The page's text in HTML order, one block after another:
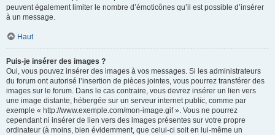
peuvent également limiter le nombre d’émoticônes qu’il est possible d’insérer
à un message.
Haut
Puis-je insérer des images ?
Oui, vous pouvez insérer des images à vos messages. Si les administrateurs
du forum ont autorisé l’insertion de pièces jointes, vous pourrez transférer des
images sur le forum. Dans le cas contraire, vous devrez insérer un lien vers
une image distante, hébergée sur un serveur internet public, comme par
exemple « http://www.exemple.com/mon-image.gif ». Vous ne pourrez
cependant ni insérer de lien vers des images présentes sur votre propre
ordinateur (à moins, bien évidemment, que celui-ci soit en lui-même un